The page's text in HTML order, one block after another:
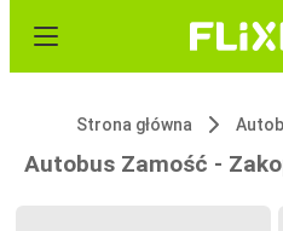
Strona główna
Autobus Zamość -